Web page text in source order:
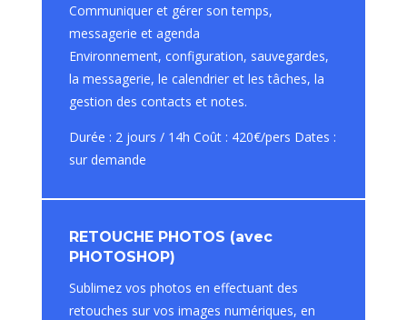
Communiquer et gérer son temps,
messagerie et agenda
Environnement, configuration, sauvegardes,
la messagerie, le calendrier et les tâches, la
gestion des contacts et notes.
Durée : 2 jours / 14h Coût : 420€/pers Dates :
sur demande
RETOUCHE PHOTOS (avec
PHOTOSHOP)
Sublimez vos photos en effectuant des
retouches sur vos images numériques, en